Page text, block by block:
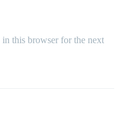
in this browser for the next